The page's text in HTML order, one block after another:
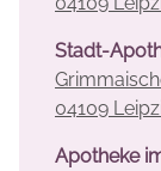
Stadt-
04109
Apotheke